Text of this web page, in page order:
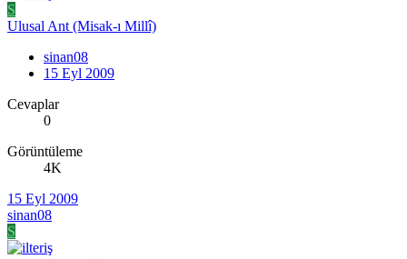
S
Ulusal Ant (Misak-ı Millî)
sinan08
15 Eyl 2009
Cevaplar
0
Görüntüleme
4K
15 Eyl 2009
sinan08
S